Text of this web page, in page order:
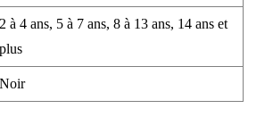
2 à 4 ans, 5 à 7 ans, 8 à 13 ans, 14 ans et
plus
Noir